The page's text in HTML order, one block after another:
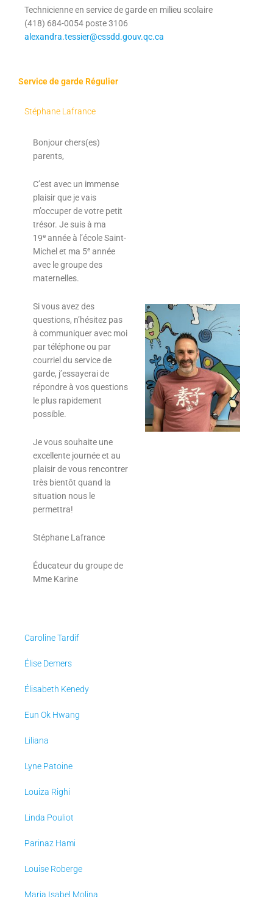
Technicienne en service de garde en milieu scolaire
(418) 684-0054 poste 3106
alexandra.tessier@cssdd.gouv.qc.ca
Service de garde Régulier
Stéphane Lafrance
Bonjour chers(es)
parents,
C’est avec un immense
plaisir que je vais
m’occuper de votre petit
trésor. Je suis à ma
19eannée à l’école Saint-
Michel et ma 5eannée
avec le groupe des
maternelles.
Si vous avez des
questions, n’hésitez pas
à communiquer avec moi
par téléphone ou par
courriel du service de
garde, j’essayerai de
répondre à vos questions
le plus rapidement
possible.
Je vous souhaite une
excellente journée et au
plaisir de vous rencontrer
très bientôt quand la
situation nous le
permettra!
Stéphane Lafrance
Éducateur du groupe de
Mme Karine
Caroline Tardif
Élise Demers
Élisabeth Kenedy
Eun Ok Hwang
Liliana
Lyne Patoine
Louiza Righi
Linda Pouliot
Parinaz Hami
Louise Roberge
Maria Isabel Molina